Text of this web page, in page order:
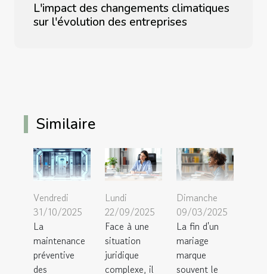
L'impact des changements climatiques
sur l'évolution des entreprises
Similaire
Vendredi
31/10/2025
La
maintenance
préventive
des
Lundi
22/09/2025
Face à une
situation
juridique
complexe, il
Dimanche
09/03/2025
La fin d'un
mariage
marque
souvent le